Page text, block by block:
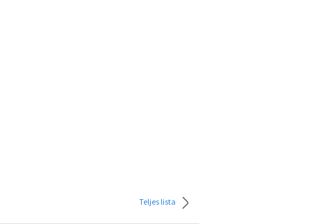
Teljes lista